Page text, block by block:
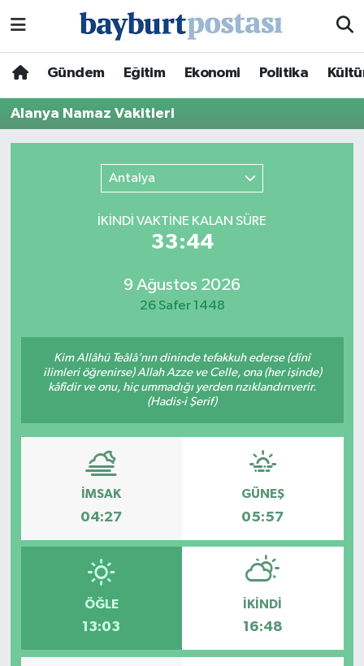
Gündem Eğitim Ekonomi Politika
Alanya Namaz Vakitleri
Antalya
İKINDI VAKTİNE KALAN SÜRE
33:44
9 Ağustos 2026
26 Safer 1448
Kim Allâhü Teâlâ’nın dininde tefakkuh ederse (dînî
ilimleri öğrenirse) Allah Azze ve Celle, ona (her işinde)
kâfîdir ve onu, hiç ummadığı yerden rızıklandırıverir.
(Hadis-i Şerif)
İMSAK
04:27
GÜNEŞ
05:57
ÖĞLE
13:03
İKINDI
16:48
Hava Durumu
Namaz Vakitleri
Trafik Durumu
Süper Lig Puan Durumu ve Fikstür
Son Dakika Haberleri
Haber Arşivi